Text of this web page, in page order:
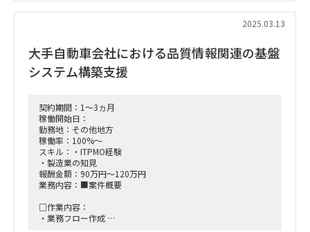
■稼働想定時期：2025年4～12月末※以降延長の可能性有
■備考
・宿泊・交通費は実費精算。ただし単価に含むことも可能(単
価に20万円を上乗せ)
・長期参画できる方、大歓迎です
2025.03.13
大手自動車会社における品質情報関連の基盤
システム構築支援
契約期間：1～3ヵ月
稼働開始日：
勤務地：その他地方
稼働率：100%～
スキル：・ITPMO経験
・製造業の知見
報酬金額：90万円～120万円
業務内容：■案件概要
□作業内容：
・業務フロー作成